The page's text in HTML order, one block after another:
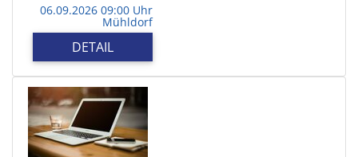
06.09.2026 09:00 Uhr
Mühldorf
DETAIL